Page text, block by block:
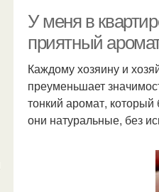
У меня в
приятный
Каждому хозяину и
преуменьшает
тонкий аромат,
они натуральные, без